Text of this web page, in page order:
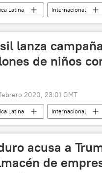
Latina Internacional
lanza
de niños
2020, 23:01 GMT
Latina Internacional
acusa a
de